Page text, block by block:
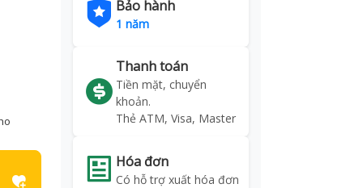
Bảo hành
1 năm
Thanh toán
Tiền mặt, chuyển
khoản.
Thẻ ATM, Visa, Master
Hóa đơn
Có hỗ trợ xuất hóa đơn